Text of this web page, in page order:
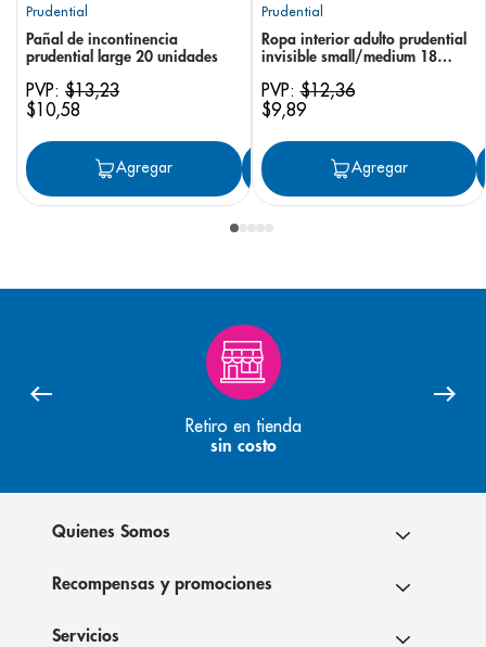
Prudential
Pañal de incontinencia
prudential large 20 unidades
PVP: $13,23
$10,58
Agregar Agregar
Prudential
Ropa interior adulto prudential
invisible small/medium 18
PVP:$12,36
$9,89
Agregar
Retiro en tienda
sin costo
Quienes Somos
Recompensas y promociones
Servicios